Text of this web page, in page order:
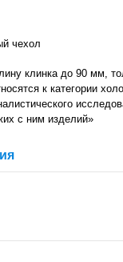
чехол
клинка до 90 мм,
к категории
с ним изделий»